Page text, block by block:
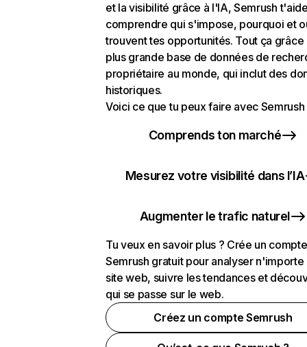
et la visibilité grâce à l'IA, Semrush
comprendre qui s'impose, pourquoi et
trouvent tes opportunités. Tout ça grâce
plus grande base de données de
propriétaire au monde, qui inclut des
historiques.
Voici ce que tu peux faire avec Semrush
Comprends ton marché
Mesurez votre visibilité dans l’IA
Augmenter le trafic naturel
Tu veux en savoir plus ? Crée un compte
Semrush gratuit pour analyser n'importe
site web, suivre les tendances et
qui se passe sur le web.
Créez un compte Semrush